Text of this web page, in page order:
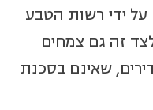
על ידי רשות הטבע
זה גם צמחים
שאינם בסכנת